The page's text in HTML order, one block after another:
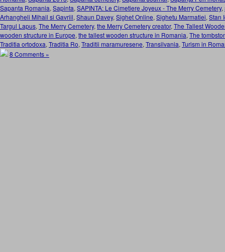
Sapanta Romania, Sapinta, SAPINTA: Le Cimetiere Joyeux - The Merry Cemetery,
Arhangheli Mihail si Gavriil, Shaun Davey, Sighet Online, Sighetu Marmatiei, Stan
Targul Lapus, The Merry Cemetery, the Merry Cemetery creator, The Tallest
wooden structure in Europe, the tallest wooden structure in Romania, The
Traditia ortodoxa, Traditia Ro, Traditii maramuresene, Transilvania, Turism in
8 Comments »